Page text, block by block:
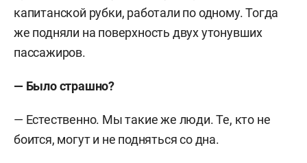
капитанской рубки, работали по одному. Тогда
же подняли на поверхность двух утонувших
пассажиров.
— Было страшно?
— Естественно. Мы такие же люди. Те, кто не
боится, могут и не подняться со дна.